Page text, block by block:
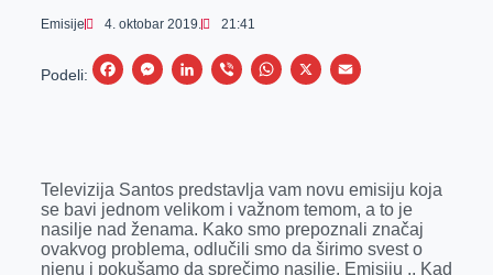
Emisije 4. oktobar 2019. 21:41
Podeli:
F
b
o
o
M
e
n
g
L
e
d
I
V
r
W
s
A
p
X
E
l
Televizija Santos predstavlja vam novu emisiju koja
se bavi jednom velikom i važnom temom, a to je
nasilje nad ženama. Kako smo prepoznali značaj
ovakvog problema, odlučili smo da širimo svest o
njenu i pokušamo da sprečimo nasilje. Emisiju ,, Kad